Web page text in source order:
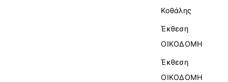
Κοθάλης
Έκθεση
ΟΙΚΟΔΟΜΗ
Έκθεση
ΟΙΚΟΔΟΜΗ